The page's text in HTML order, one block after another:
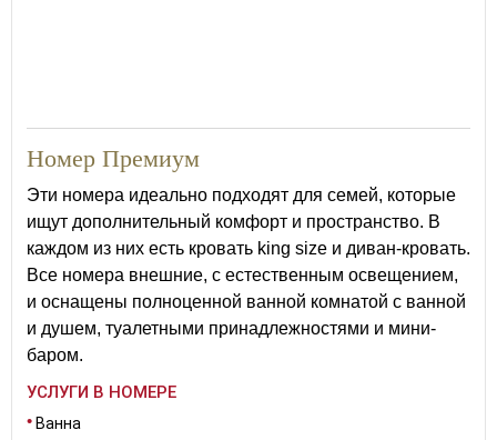
Номер Премиум
Эти номера идеально подходят для семей, которые
ищут дополнительный комфорт и пространство. В
каждом из них есть кровать king size и диван-кровать.
Все номера внешние, с естественным освещением,
и оснащены полноценной ванной комнатой с ванной
и душем, туалетными принадлежностями и мини-
баром.
УСЛУГИ В НОМЕРЕ
Ванна